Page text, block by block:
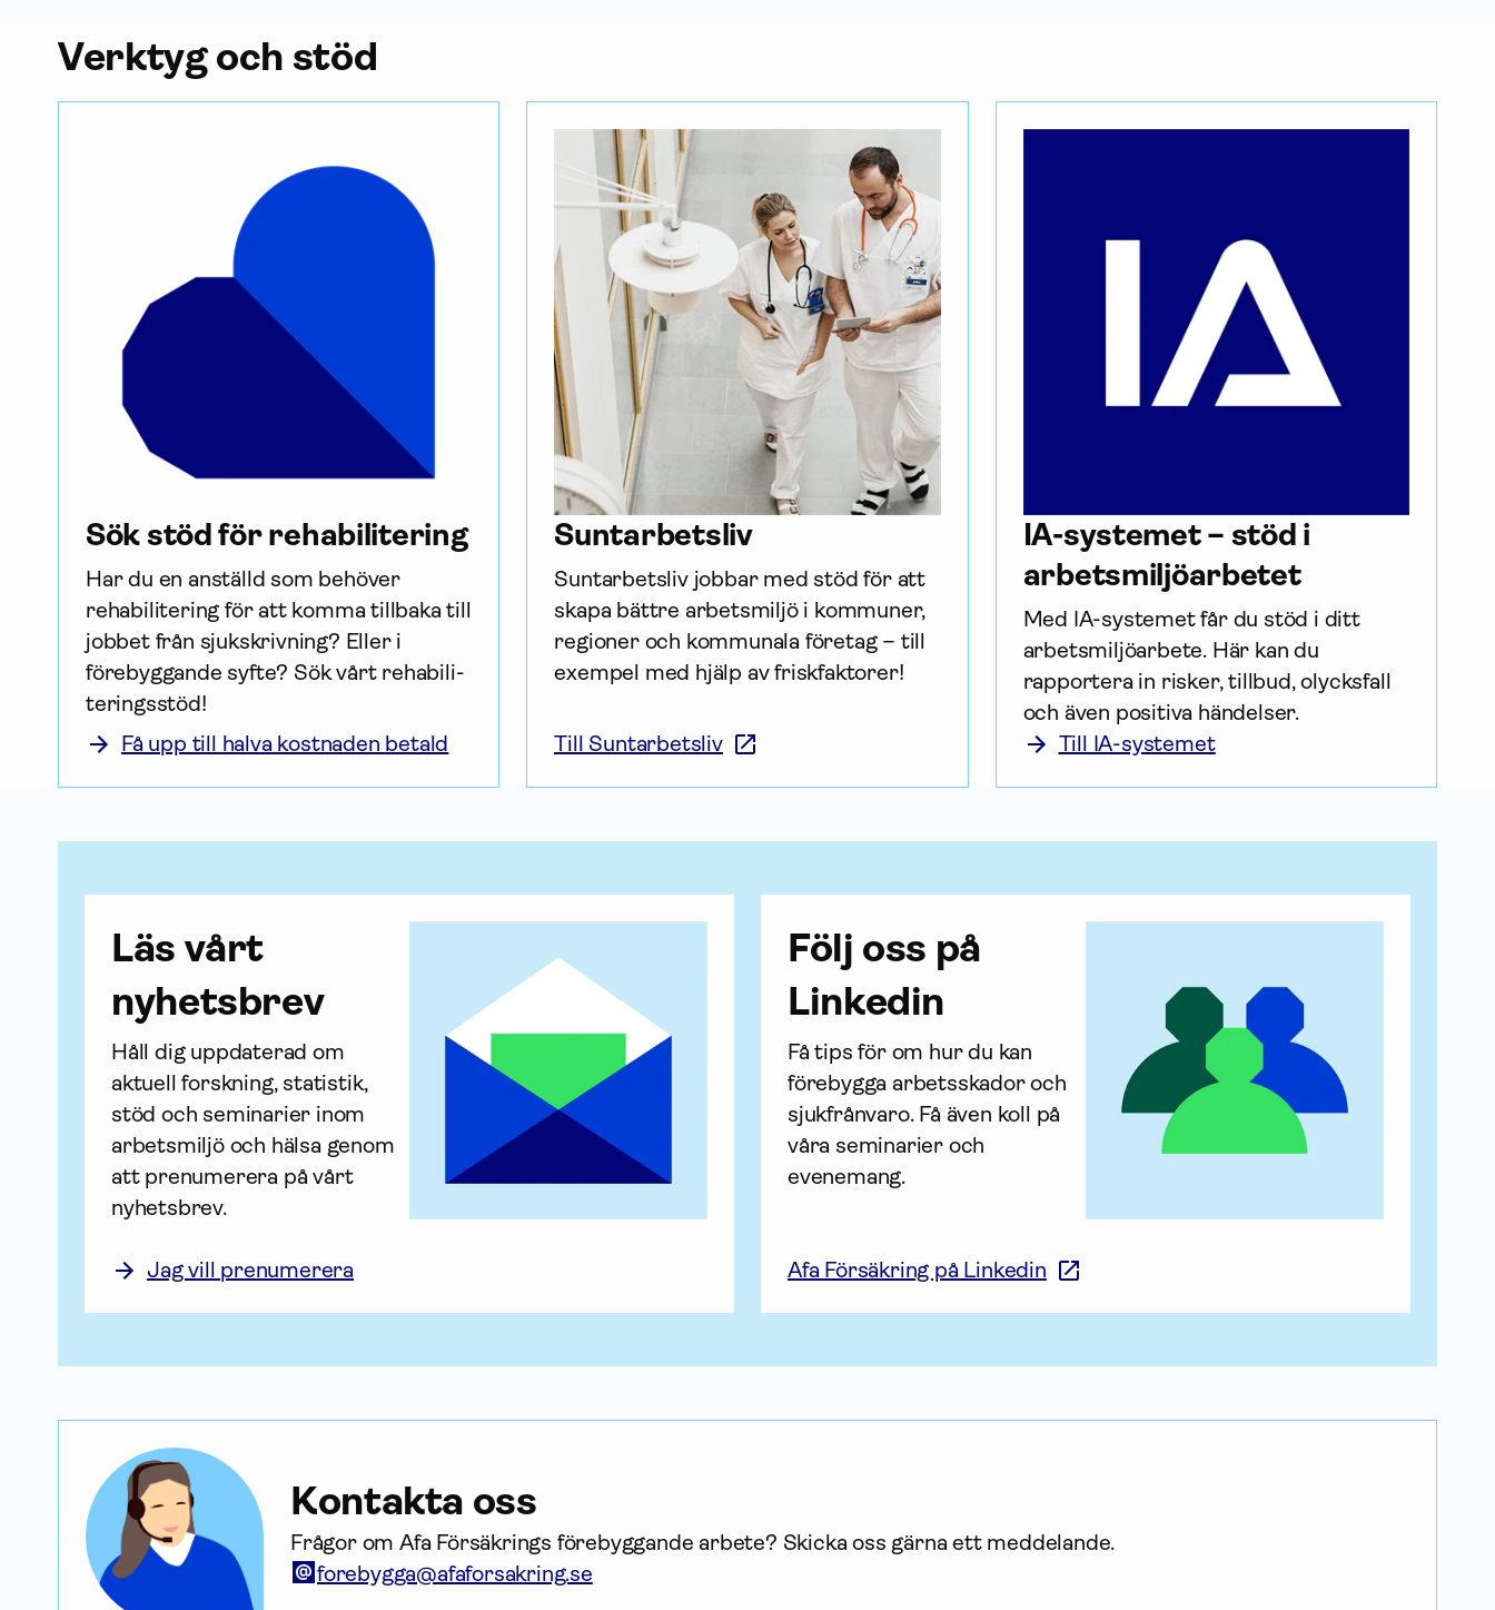
Verktyg och stöd
Sök stöd för rehabilitering
Har du en anställd som behöver
rehabilitering för att komma tillbaka till
jobbet från sjukskrivning? Eller i
förebyggande syfte? Sök vårt rehabili­
terings­stöd!
Få upp till halva kostnaden betald
Suntarbetsliv
Suntarbetsliv jobbar med stöd för att
skapa bättre arbetsmiljö i kommuner,
regioner och kommunala företag – till
exempel med hjälp av friskfaktorer!
Till Suntarbetsliv
IA-systemet – stöd i
arbets­miljö­arbetet
Med IA-systemet får du stöd i ditt
arbets­miljö­arbete. Här kan du
rapportera in risker, tillbud, olycksfall
och även positiva händelser.
Till IA-systemet
Läs vårt
nyhetsbrev
Håll dig uppdaterad om
aktuell forskning, statistik,
stöd och seminarier inom
arbetsmiljö och hälsa genom
att prenumerera på vårt
nyhetsbrev.
Jag vill prenumerera
Följ oss på
Linkedin
Få tips för om hur du kan
förebygga arbets­skador och
sjukfrånvaro. Få även koll på
våra seminarier och
evenemang.
Afa Försäkring på Linkedin
Kontakta oss
Frågor om Afa Försäkrings förebyggande arbete? Skicka oss gärna ett meddelande.
forebygga@afaforsakring.se